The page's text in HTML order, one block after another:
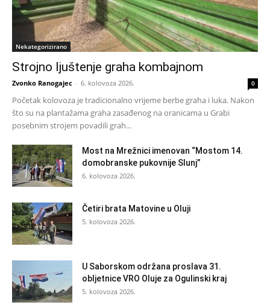
Nekategorizirano
Strojno ljuštenje graha kombajnom
Zvonko Ranogajec - 6. kolovoza 2026. 0
Početak kolovoza je tradicionalno vrijeme berbe graha i luka. Nakon
što su na plantažama graha zasađenog na oranicama u Grabi
posebnim strojem povadili grah...
Most na Mrežnici imenovan “Mostom 14.
domobranske pukovnije Slunj”
6. kolovoza 2026.
Četiri brata Matovine u Oluji
5. kolovoza 2026.
U Saborskom održana proslava 31.
obljetnice VRO Oluje za Ogulinski kraj
5. kolovoza 2026.